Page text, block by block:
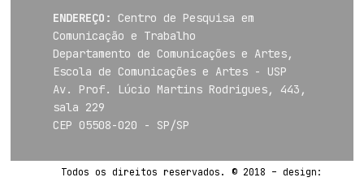
ENDEREÇO:
Centro de Pesquisa em
Comunicação e Trabalho
Departamento de Comunicações e Artes,
Escola de Comunicações e Artes - USP
Av. Prof. Lúcio Martins Rodrigues, 443,
sala 229
CEP 05508-020 - SP/SP
Todos os direitos reservados. © 2018 – design: